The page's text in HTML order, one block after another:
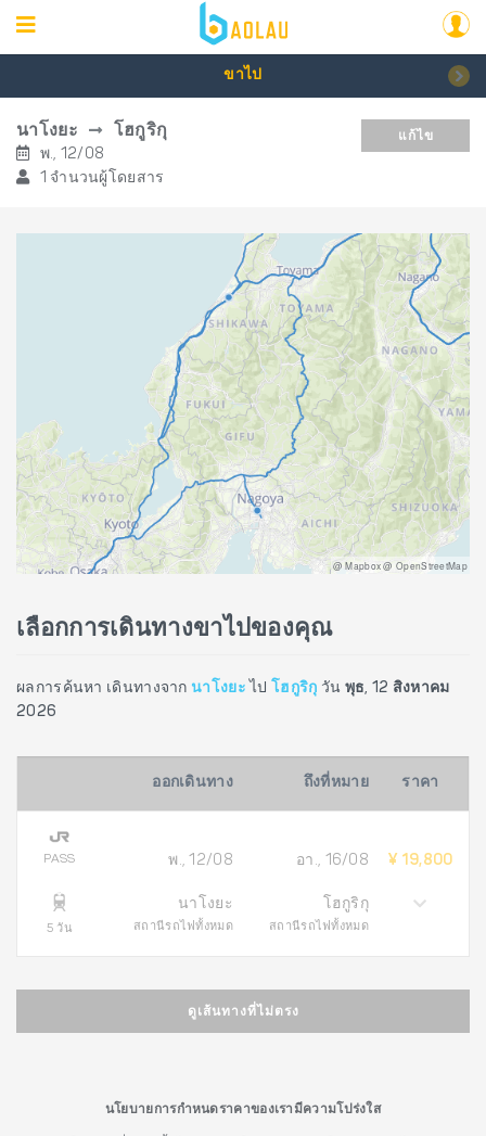
ขาไป
นาโงยะ โฮกูริกุ
พ., 12/08
1 จำนวนผู้โดยสาร
แก้ไข
@ Mapbox @ OpenStreetMap
เลือกการเดินทางขาไปของคุณ
ผลการค้นหา เดินทางจาก นาโงยะ ไป โฮกูริกุ วัน พุธ, 12 สิงหาคม
2026
ออกเดินทาง ถึงที่หมาย ราคา
PASS
5 วัน
พ., 12/08
นาโงยะ
สถานีรถไฟทั้งหมด
อา., 16/08
โฮกูริกุ
สถานีรถไฟทั้งหมด
¥ 19,800
ดูเส้นทางที่ไม่ตรง
นโยบายการกำหนดราคาของเรามีความโปร่งใส